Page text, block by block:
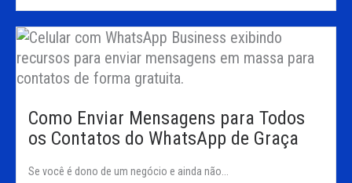
Como Enviar Mensagens para Todos
os Contatos do WhatsApp de Graça
Se você é dono de um negócio e ainda não...